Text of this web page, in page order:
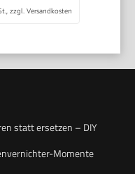
zzgl. Versandkosten
statt ersetzen – DIY
Momente